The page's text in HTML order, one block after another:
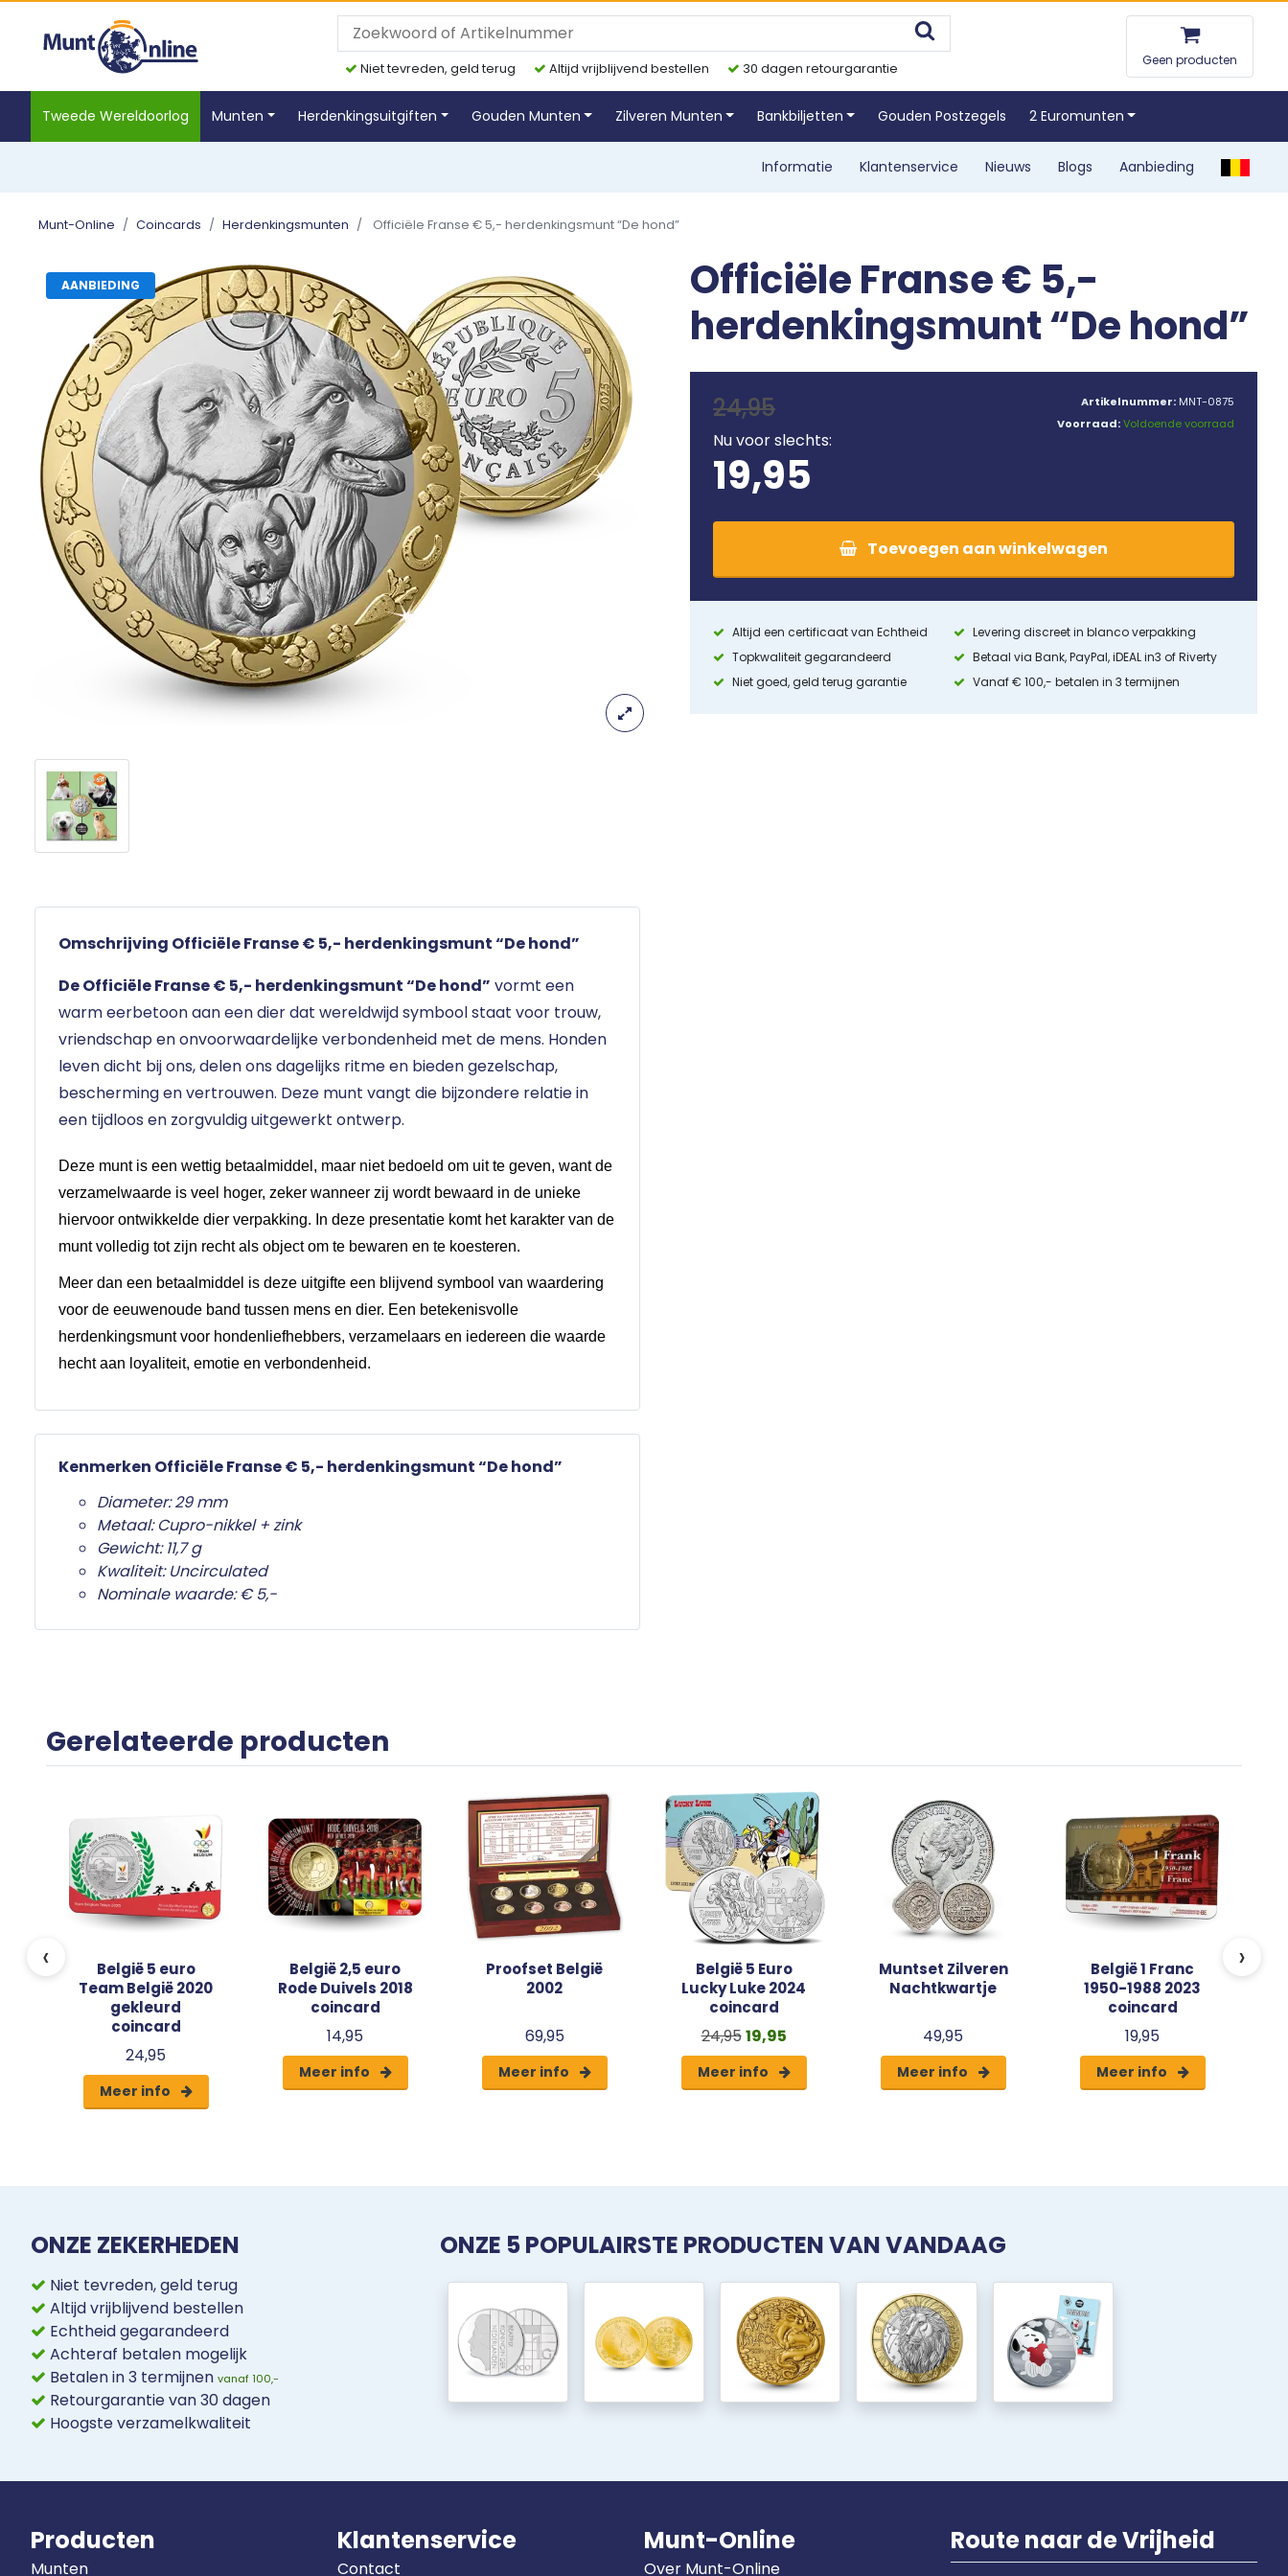
Niet tevreden, geld terug Altijd vrijblijvend bestellen 30 dagen retourgarantie
Geen producten
Tweede Wereldoorlog Munten Herdenkingsuitgiften Gouden Munten Zilveren Munten Bankbiljetten Gouden Postzegels 2 Euromunten
Informatie Klantenservice Nieuws Blogs Aanbieding
Munt-Online Coincards Herdenkingsmunten Officiële Franse € 5,- herdenkingsmunt “De hond”
AANBIEDING
Omschrijving Officiële Franse € 5,- herdenkingsmunt “De hond”
De Officiële Franse € 5,- herdenkingsmunt “De hond” vormt een
warm eerbetoon aan een dier dat wereldwijd symbool staat voor trouw,
vriendschap en onvoorwaardelijke verbondenheid met de mens. Honden
leven dicht bij ons, delen ons dagelijks ritme en bieden gezelschap,
bescherming en vertrouwen. Deze munt vangt die bijzondere relatie in
een tijdloos en zorgvuldig uitgewerkt ontwerp.
Deze munt is een wettig betaalmiddel, maar niet bedoeld om uit te geven, want de
verzamelwaarde is veel hoger, zeker wanneer zij wordt bewaard in de unieke
hiervoor ontwikkelde dier verpakking. In deze presentatie komt het karakter van de
munt volledig tot zijn recht als object om te bewaren en te koesteren.
Meer dan een betaalmiddel is deze uitgifte een blijvend symbool van waardering
voor de eeuwenoude band tussen mens en dier. Een betekenisvolle
herdenkingsmunt voor hondenliefhebbers, verzamelaars en iedereen die waarde
hecht aan loyaliteit, emotie en verbondenheid.
Kenmerken Officiële Franse € 5,- herdenkingsmunt “De hond”
Diameter: 29 mm
Metaal: Cupro-nikkel + zink
Gewicht: 11,7 g
Kwaliteit: Uncirculated
Nominale waarde: € 5,-
Officiële Franse € 5,-
herdenkingsmunt “De hond”
24,95
Nu voor slechts:
19,95
Artikelnummer: MNT-0875
Voorraad:Voldoende voorraad
Toevoegen aanwinkelwagen
Altijd een certificaat van Echtheid
Topkwaliteit gegarandeerd
Niet goed, geld terug garantie
Levering discreet in blanco verpakking
Betaal via Bank, PayPal, iDEAL in3 of Riverty
Vanaf € 100,- betalen in 3 termijnen
Gerelateerde producten
‹
België 5 euro
Team België 2020
gekleurd
coincard
24,95
Meer info
België 2,5 euro
Rode Duivels 2018
coincard
14,95
Meer info
Proofset België
2002
69,95
Meer info
België 5 Euro
Lucky Luke 2024
coincard
24,9519,95
Meer info
Muntset Zilveren
Nachtkwartje
49,95
Meer info
België 1 Franc
1950-1988 2023
coincard
19,95
Meer info
›
ONZE ZEKERHEDEN
Niet tevreden, geld terug
Altijd vrijblijvend bestellen
Echtheid gegarandeerd
Achteraf betalen mogelijk
Betalen in 3 termijnen vanaf 100,-
Retourgarantie van 30 dagen
Hoogste verzamelkwaliteit
ONZE 5 POPULAIRSTE PRODUCTEN VAN VANDAAG
Producten
Munten
Klantenservice
Contact
Munt-Online
Over Munt-Online
Route naar de Vrijheid